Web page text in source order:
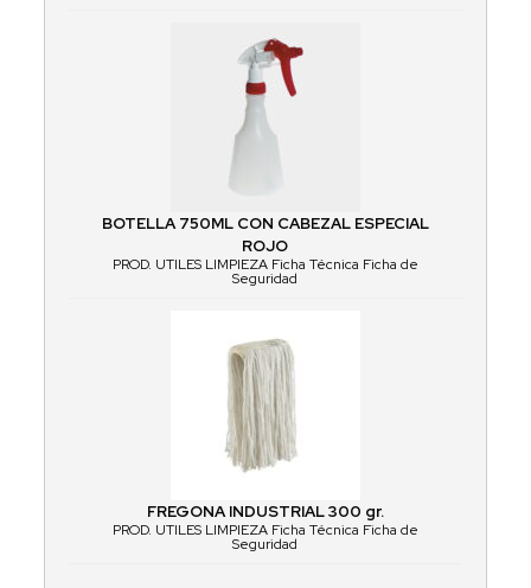
BOTELLA 750ML CON CABEZAL ESPECIAL
ROJO
PROD. UTILES LIMPIEZA Ficha Técnica Ficha de
Seguridad
FREGONA INDUSTRIAL 300 gr.
PROD. UTILES LIMPIEZA Ficha Técnica Ficha de
Seguridad